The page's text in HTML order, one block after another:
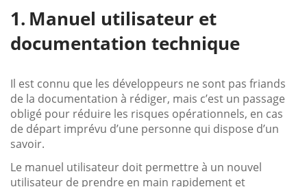
Manuel utilisateur et
documentation technique
Il est connu que les développeurs ne sont pas friands
de la documentation à rédiger, mais c’est un passage
obligé pour réduire les risques opérationnels, en cas
de départ imprévu d’une personne qui dispose d’un
savoir.
Le manuel utilisateur doit permettre à un nouvel
utilisateur de prendre en main rapidement et